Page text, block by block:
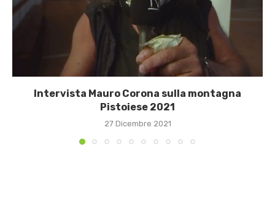
Intervista Mauro Corona sulla montagna
Pistoiese 2021
27 Dicembre 2021